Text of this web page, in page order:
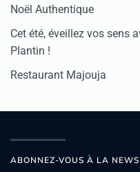
Noël Authentique
Cet été, éveillez vos sens
Plantin !
Restaurant Majouja
ABONNEZ-VOUS À LA